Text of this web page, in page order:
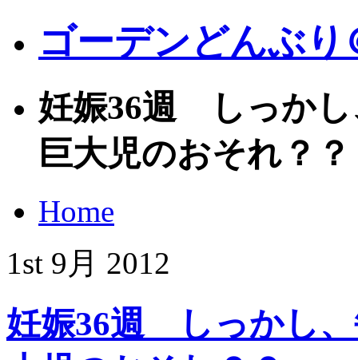
ゴーデンどんぶり
妊娠36週 しっかし
巨大児のおそれ？？
Home
1st 9月 2012
妊娠36週 しっかし、